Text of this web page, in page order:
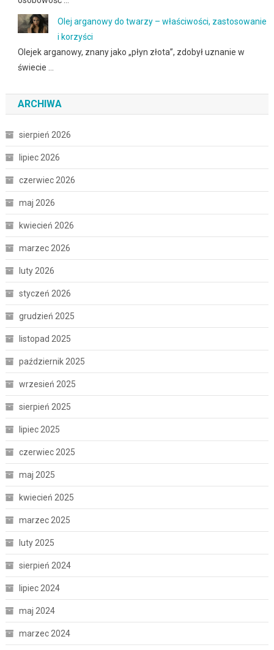
Olej arganowy do twarzy – właściwości, zastosowanie
i korzyści
Olejek arganowy, znany jako „płyn złota”, zdobył uznanie w
świecie …
ARCHIWA
sierpień 2026
lipiec 2026
czerwiec 2026
maj 2026
kwiecień 2026
marzec 2026
luty 2026
styczeń 2026
grudzień 2025
listopad 2025
październik 2025
wrzesień 2025
sierpień 2025
lipiec 2025
czerwiec 2025
maj 2025
kwiecień 2025
marzec 2025
luty 2025
sierpień 2024
lipiec 2024
maj 2024
marzec 2024